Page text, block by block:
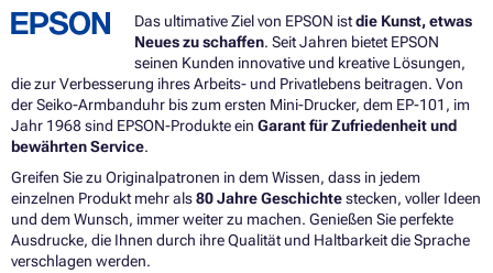
Das ultimative Ziel von EPSON istdie Kunst, etwas
Neues zu schaffen. Seit Jahren bietet EPSON
seinen Kunden innovative und kreative Lösungen,
die zur Verbesserung ihres Arbeits- und Privatlebens beitragen. Von
der Seiko-Armbanduhr bis zum ersten Mini-Drucker, dem EP-101, im
Jahr 1968 sind EPSON-Produkte ein Garant für Zufriedenheit und
bewährten Service.
Greifen Sie zu Originalpatronen in dem Wissen, dass in jedem
einzelnen Produkt mehr als80 Jahre Geschichtestecken, voller Ideen
und dem Wunsch, immer weiter zu machen. Genießen Sie perfekte
Ausdrucke, die Ihnen durch ihre Qualität und Haltbarkeit die Sprache
verschlagen werden.